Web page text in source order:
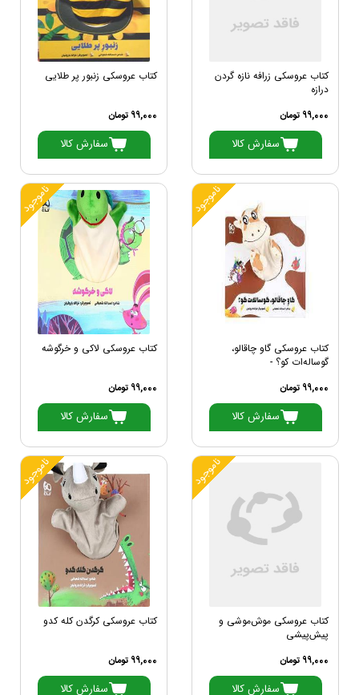
کتاب عروسکی زرافه نازه گردن
درازه
99,000 تومان
سفارش کالا
کتاب عروسکی زنبور پر طلایی
99,000 تومان
سفارش کالا
ناموجود
کتاب عروسکی گاو چاقالو،
گوساله‌ات کو؟ -
99,000 تومان
سفارش کالا
ناموجود
کتاب عروسکی لاکی و خرگوشه
99,000 تومان
سفارش کالا
ناموجود
کتاب عروسکی موش‌موشی و
پیش‌پیشی
99,000 تومان
سفارش کالا
ناموجود
کتاب عروسکی کرگدن کله کدو
99,000 تومان
سفارش کالا